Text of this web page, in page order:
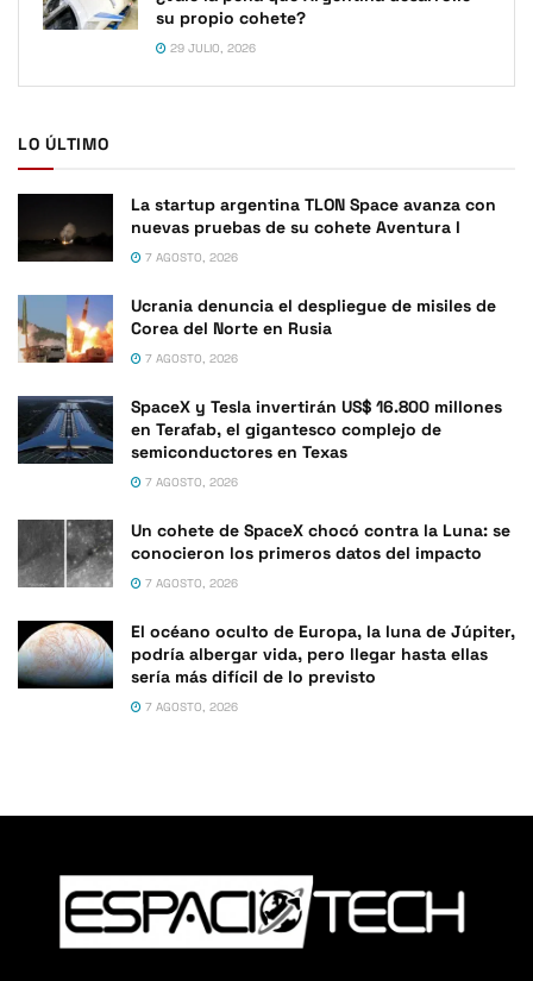
su propio cohete?
29 JULIO, 2026
LO ÚLTIMO
La startup argentina TLON Space avanza con
nuevas pruebas de su cohete Aventura I
7 AGOSTO, 2026
Ucrania denuncia el despliegue de misiles de
Corea del Norte en Rusia
7 AGOSTO, 2026
SpaceX y Tesla invertirán US$ 16.800 millones
en Terafab, el gigantesco complejo de
semiconductores en Texas
7 AGOSTO, 2026
Un cohete de SpaceX chocó contra la Luna: se
conocieron los primeros datos del impacto
7 AGOSTO, 2026
El océano oculto de Europa, la luna de Júpiter,
podría albergar vida, pero llegar hasta ellas
sería más difícil de lo previsto
7 AGOSTO, 2026